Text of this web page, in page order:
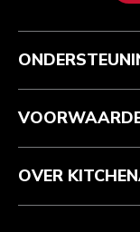
Health check
Je bestelling volgen
Garantie en
Recupel
Algemene
Retournering en
Imprint
ODR
Het merk
Zoek een winkel
OVER